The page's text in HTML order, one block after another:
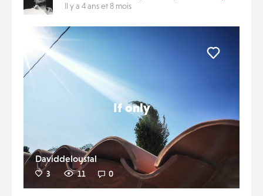
Il y a 4 ans et 8 mois
If only
Daviddeloustal
3 11 0